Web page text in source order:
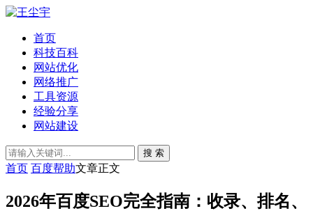
首页
科技百科
网站优化
网络推广
工具资源
经验分享
网站建设
搜 索
首页 百度帮助文章正文
2026年百度SEO完全指南：收录、排名、